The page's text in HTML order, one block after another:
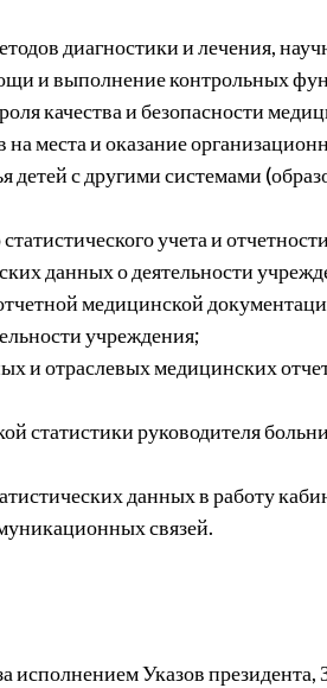
диагностики и лечения,
и выполнение контрольных
качества и безопасности
места и оказание
детей с другими системами
учета и
данных о деятельности
медицинской
учреждения;
отраслевых медицинских
статистики руководителя
данных в работу
связей.
исполнением Указов